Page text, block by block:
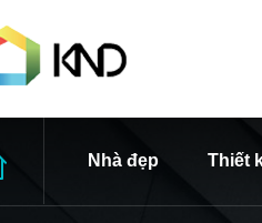
Nhà đẹp Thiết